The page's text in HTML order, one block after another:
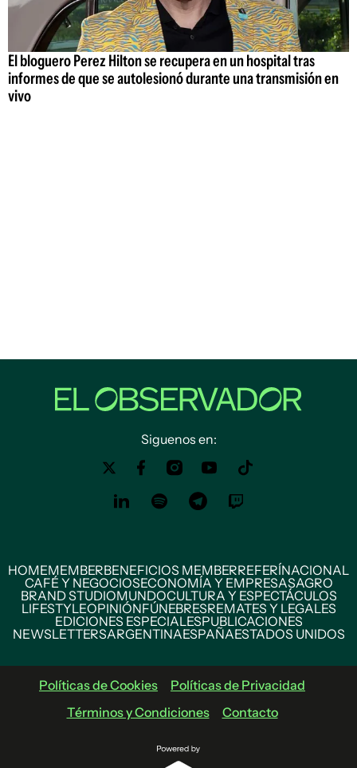
El bloguero Perez Hilton se recupera en un hospital tras
informes de que se autolesionó durante una transmisión en
vivo
Siguenos en:
HOMEMEMBERBENEFICIOS MEMBERREFERÍNACIONAL
CAFÉ Y NEGOCIOSECONOMÍA Y EMPRESASAGRO
BRAND STUDIOMUNDOCULTURA Y ESPECTÁCULOS
LIFESTYLEOPINIÓNFÚNEBRESREMATES Y LEGALES
EDICIONES ESPECIALESPUBLICACIONES
NEWSLETTERSARGENTINAESPAÑAESTADOS UNIDOS
Políticas de Cookies
Políticas de Privacidad
Términos y Condiciones
Contacto